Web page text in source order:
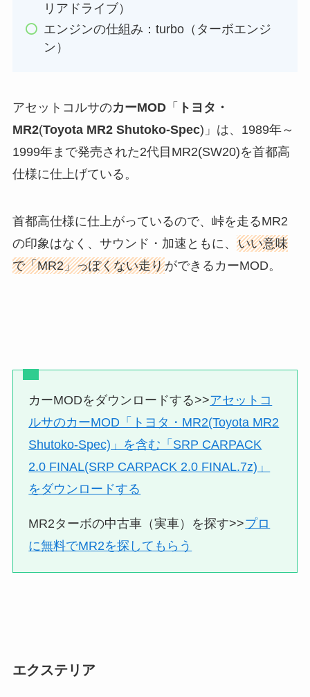
リアドライブ）
エンジンの仕組み：turbo（ターボエンジ
ン）
アセットコルサのカーMOD「
トヨタ・
MR2(Toyota MR2 Shutoko-Spec)」は、1989年～
1999年まで発売された2代目MR2(SW20)を首都高
仕様に仕上げている。
首都高仕様に仕上がっているので、峠を走るMR2
の印象はなく、サウンド・加速ともに、 いい意味
で「MR2」っぽくない走りができるカーMOD。
カーMODをダウンロードする>>アセットコ
ルサのカーMOD「トヨタ・MR2(Toyota MR2
Shutoko-Spec)」を含む「SRP CARPACK
2.0 FINAL(SRP CARPACK 2.0 FINAL.7z)」
をダウンロードする
MR2ターボの中古車（実車）を探す>>プロ
に無料でMR2を探してもらう
エクステリア